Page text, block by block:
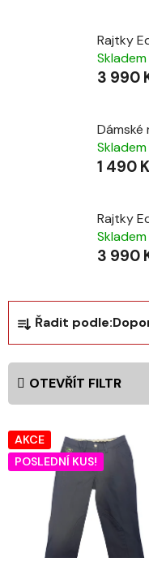
Rajtky
Skladem
3 990
Skladem
1 490
Rajtky
Skladem
3 990
a
z
e
n
p
r
o
Řadit podle:
OTEVŘÍT FILTR
V
ý
p
AKCE
POSLEDNÍ KUS!